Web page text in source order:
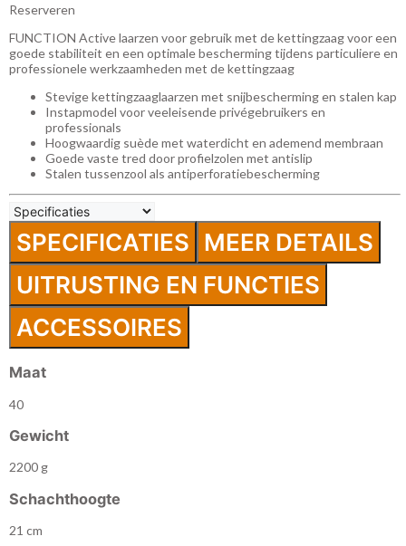
Reserveren
FUNCTION Active laarzen voor gebruik met de kettingzaag voor een
goede stabiliteit en een optimale bescherming tijdens particuliere en
professionele werkzaamheden met de kettingzaag
Stevige kettingzaaglaarzen met snijbescherming en stalen kap
Instapmodel voor veeleisende privégebruikers en
professionals
Hoogwaardig suède met waterdicht en ademend membraan
Goede vaste tred door profielzolen met antislip
Stalen tussenzool als antiperforatiebescherming
SPECIFICATIES MEER DETAILS
UITRUSTING EN FUNCTIES
ACCESSOIRES
Maat
40
Gewicht
2200 g
Schachthoogte
21 cm